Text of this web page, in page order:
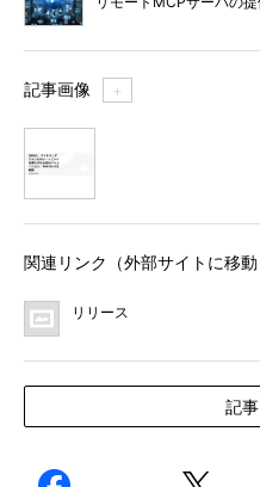
記事画像 ＋
関連リンク（外部サイトに移動
リリース
記